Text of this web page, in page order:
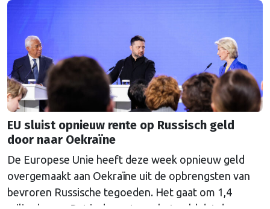
EU sluist opnieuw rente op Russisch geld
door naar Oekraïne
De Europese Unie heeft deze week opnieuw geld
overgemaakt aan Oekraïne uit de opbrengsten van
bevroren Russische tegoeden. Het gaat om 1,4